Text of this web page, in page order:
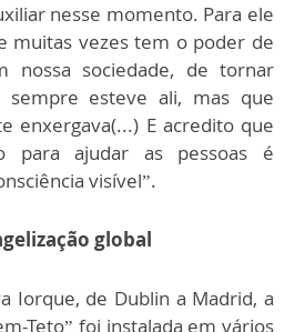
nesse momento. Para ele
muitas vezes tem o poder de
nossa sociedade, de tornar
sempre esteve ali, mas que
enxergava(...) E acredito que
para ajudar as pessoas é
visível”.
global
Iorque, de Dublin a Madrid, a
Teto” foi instalada em vários